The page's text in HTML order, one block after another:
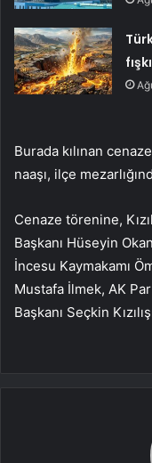
Burada kılınan cenaze
naaşı, ilçe
Cenaze törenine,
Başkanı Hüseyin
İncesu Kaymakamı
Mustafa İlmek, AK
Başkanı Seçkin